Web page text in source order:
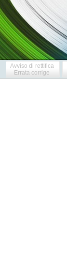
Avviso di rettifica
Errata corrige